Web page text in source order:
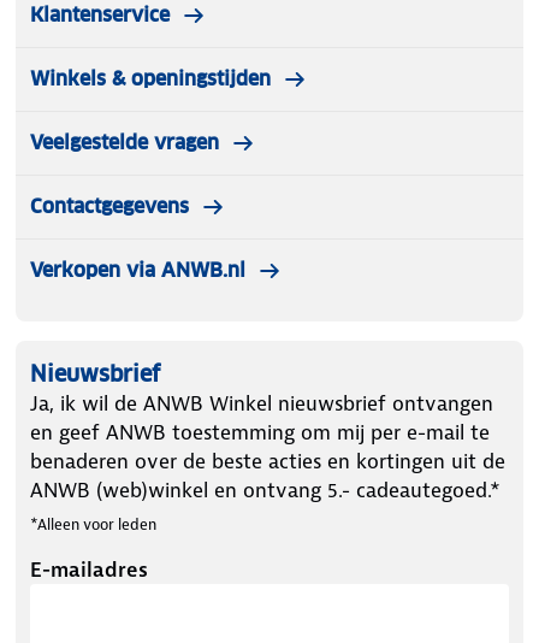
Klantenservice
Winkels & openingstijden
Veelgestelde vragen
Contactgegevens
Verkopen via ANWB.nl
Nieuwsbrief
Ja, ik wil de ANWB Winkel nieuwsbrief ontvangen
en geef ANWB toestemming om mij per e-mail te
benaderen over de beste acties en kortingen uit de
ANWB (web)winkel en ontvang 5.- cadeautegoed.*
*Alleen voor leden
E-mailadres